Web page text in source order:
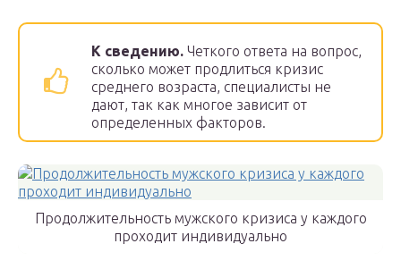
К сведению. Четкого ответа на вопрос,
сколько может продлиться кризис
среднего возраста, специалисты не
дают, так как многое зависит от
определенных факторов.
Продолжительность мужского кризиса у каждого
проходит индивидуально